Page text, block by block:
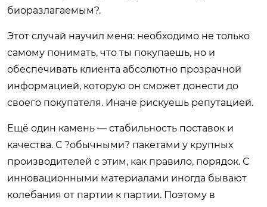
биоразлагаемым?.
Этот случай научил меня: необходимо не только
самому понимать, что ты покупаешь, но и
обеспечивать клиента абсолютно прозрачной
информацией, которую он сможет донести до
своего покупателя. Иначе рискуешь репутацией.
Ещё один камень — стабильность поставок и
качества. С ?обычными? пакетами у крупных
производителей с этим, как правило, порядок. С
инновационными материалами иногда бывают
колебания от партии к партии. Поэтому в